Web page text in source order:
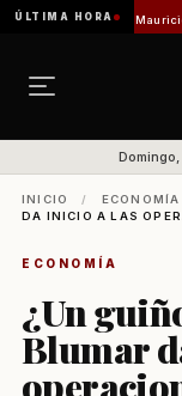
ÚLTIMA HORA
[Por Mauricio Vidal
INICIO / ECONOMÍA
DA INICIO A LAS
ECONOMÍA
¿Un
Blumar